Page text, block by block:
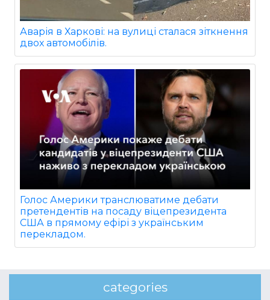
Аварія в Харкові: на вулиці сталася зіткнення
двох автомобілів.
Голос Америки транслюватиме дебати
претендентів на посаду віцепрезидента
США в прямому ефірі з українським
перекладом.
categories